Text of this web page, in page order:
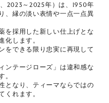
2023～2025年）は、1950年
、縁の淡い表情や一点一点異
を採用した新しい仕上げとな
化します。
をできる限り忠実に再現して
ンテージローズ」は違和感な
。
となり、ティーマならではの
くれます。